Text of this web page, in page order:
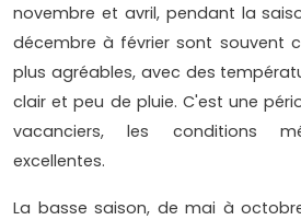
novembre et avril, pendant la
décembre à février sont souvent
plus agréables, avec des
clair et peu de pluie. C'est une
vacanciers, les conditions
excellentes.
La basse saison, de mai à